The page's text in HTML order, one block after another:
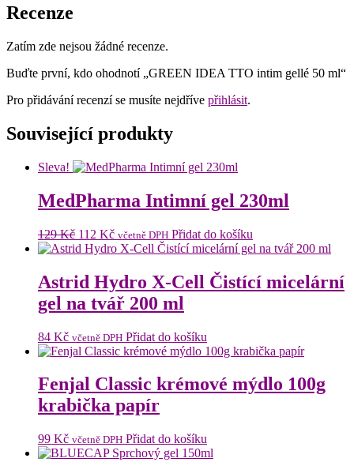
Recenze
Zatím zde nejsou žádné recenze.
Buďte první, kdo ohodnotí „GREEN IDEA TTO intim gellé 50 ml“
Pro přidávání recenzí se musíte nejdříve přihlásit.
Související produkty
Sleva!
MedPharma Intimní gel 230ml
129Kč Původní
cena
129 Kč.
112 KčAktuální
cena
112 Kč.
včetně DPH Přidat do košíku
Astrid Hydro X-Cell Čistící micelární
gel na tvář 200 ml
84 Kč včetně DPH Přidat do košíku
Fenjal Classic krémové mýdlo 100g
krabička papír
99 Kč včetně DPH Přidat do košíku